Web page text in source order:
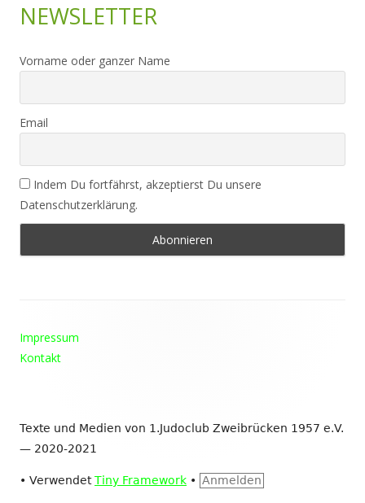
NEWSLETTER
Vorname oder ganzer Name
Email
Indem Du fortfährst, akzeptierst Du unsere
Datenschutzerklärung.
Inhalt
Impressum
Kontakt
Texte und Medien von 1.Judoclub Zweibrücken 1957 e.V.
— 2020-2021
• VerwendetTiny Framework • Anmelden